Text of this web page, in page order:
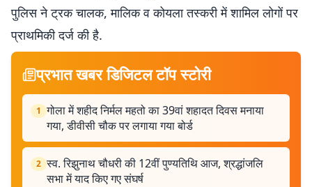
पुलिस ने ट्रक चालक, मालिक व कोयला तस्करी में शामिल लोगों पर
प्राथमिकी दर्ज की है.
प्रभात खबर डिजिटल टॉप स्टोरी
1 गोला में शहीद निर्मल महतो का 39वां शहादत दिवस मनाया
गया, डीवीसी चौक पर लगाया गया बोर्ड
2 स्व. रिझुनाथ चौधरी की 12वीं पुण्यतिथि आज, श्रद्धांजलि
सभा में याद किए गए संघर्ष